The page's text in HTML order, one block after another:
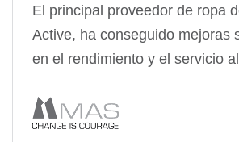
El principal proveedor de ropa
Active, ha conseguido mejoras
en el rendimiento y el servicio